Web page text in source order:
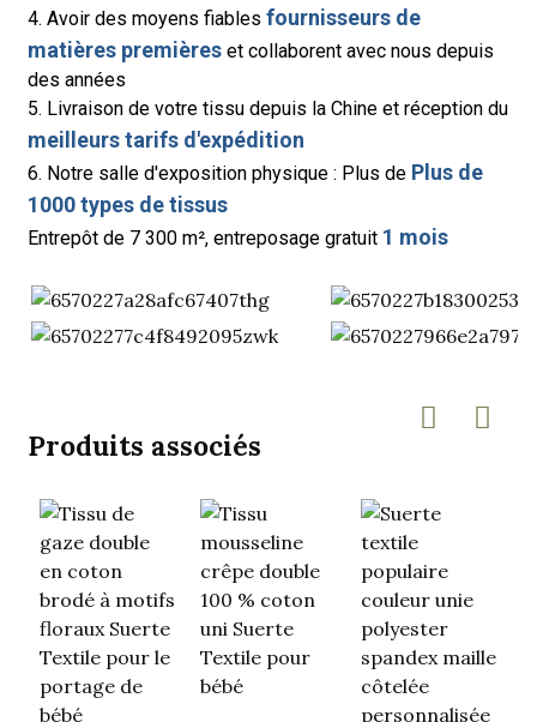
4. Avoir des moyens fiables fournisseurs de
matières premièreset collaborent avec nous depuis
des années
5. Livraison de votre tissu depuis la Chine et réception du
meilleurs tarifs d'expédition
6. Notre salle d'exposition physique : Plus de Plus de
1000 types de tissus
Entrepôt de 7 300 m², entreposage gratuit 1 mois
Produits associés